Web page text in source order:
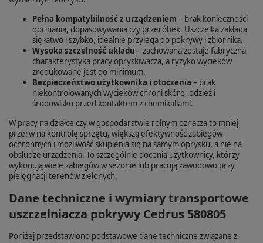
Pełna kompatybilność z urządzeniem – brak konieczności
docinania, dopasowywania czy przeróbek. Uszczelka zakłada
się łatwo i szybko, idealnie przylega do pokrywy i zbiornika.
Wysoka szczelność układu – zachowana zostaje fabryczna
charakterystyka pracy opryskiwacza, a ryzyko wycieków
zredukowane jest do minimum.
Bezpieczeństwo użytkownika i otoczenia – brak
niekontrolowanych wycieków chroni skórę, odzież i
środowisko przed kontaktem z chemikaliami.
W pracy na działce czy w gospodarstwie rolnym oznacza to mniej
przerw na kontrolę sprzętu, większą efektywność zabiegów
ochronnych i możliwość skupienia się na samym oprysku, a nie na
obsłudze urządzenia. To szczególnie docenią użytkownicy, którzy
wykonują wiele zabiegów w sezonie lub pracują zawodowo przy
pielęgnacji terenów zielonych.
Dane techniczne i wymiary transportowe
uszczelniacza pokrywy Cedrus 580805
Poniżej przedstawiono podstawowe dane techniczne związane z